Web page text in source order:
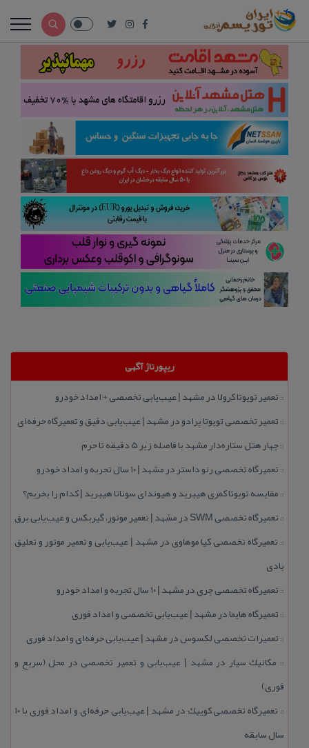
ریپورتاژ آگهی
:: تعمیر تویوتا كرولا در مشهد | عیب‌یابی تخصصی + امداد خودرو
:: تعمیر تخصصی تویوتا پرادو در مشهد | عیب‌یابی دقیق و تعمیرگاه حرفه‌ای
::چهار هتل‌ ستاره‌دار مشهد با فاصله زیر 5 دقیقه تا حرم
:: تعمیرگاه تخصصی رنو داستر در مشهد | ۱۰ سال تجربه و امداد خودرو
:: مقایسه تویوتا كمری هیبرید و هیوندای سوناتا هیبرید | كدام را بخریم؟
:: تعمیرگاه تخصصی SWM در مشهد | تعمیر موتور، گیربكس و عیب‌یابی برق
:: تعمیرگاه تخصصی كیا موهاوی در مشهد | عیب‌یابی و تعمیر موتور و تعلیق
بادی
:: تعمیرگاه تخصصی چری در مشهد | ۱۰ سال تجربه و امداد خودرو
:: تعمیرگاه هایما در مشهد | عیب‌یابی تخصصی و امداد فوری
:: تعمیرات تخصصی لكسوس در مشهد | عیب‌یابی حرفه‌ای و امداد فوری
:: مكانیك سیار در مشهد | عیب‌یابی و تعمیر تخصصی در محل (سریع و
فوری)
::
تعمیرگاه تخصصی كوییك در مشهد | عیب‌یابی حرفه‌ای و امداد فوری با ۱۰
سال سابقه